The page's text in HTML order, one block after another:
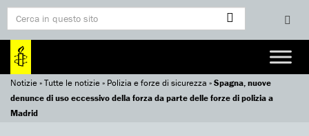
Notizie»Tutte le notizie» Polizia e forze di sicurezza »Spagna, nuove
denunce di uso eccessivo della forza da parte delle forze di polizia a
Madrid